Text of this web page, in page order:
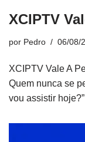
XCIPTV
por Pedro 06/08/
XCIPTV Vale A
Quem nunca se
vou assistir